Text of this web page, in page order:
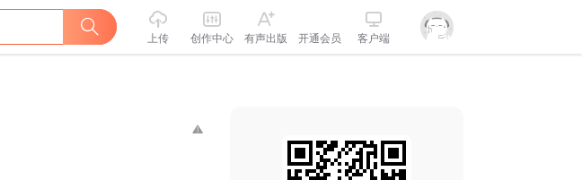
上传 创作中心 有声出版 开通会员 客户端